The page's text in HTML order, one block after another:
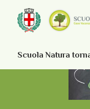
Scuola Natura